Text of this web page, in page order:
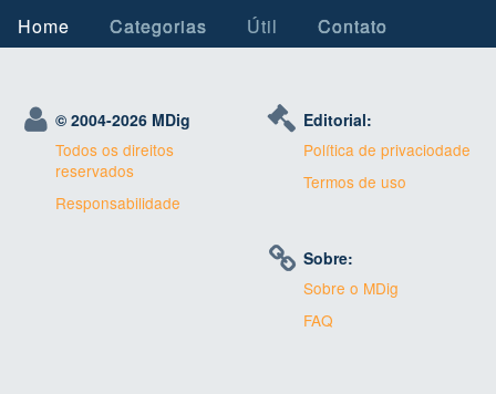
Home Categorias Útil Contato
© 2004-2026 MDig
Todos os direitos
reservados
Responsabilidade
Editorial:
Política de privaciodade
Termos de uso
Sobre:
Sobre o MDig
FAQ